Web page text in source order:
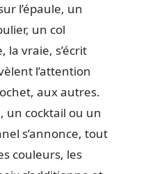
l’épaule, un
un col
la vraie, s’écrit
l’attention
aux autres.
un cocktail ou un
s’annonce, tout
couleurs, les